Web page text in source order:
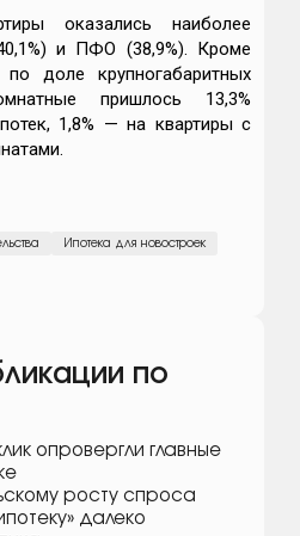
оказались наиболее
и ПФО (38,9%). Кроме
доле крупногабаритных
пришлось 13,3%
1,8% — на квартиры с
Ипотека для новостроек
по
опровергли главные
росту спроса
далеко